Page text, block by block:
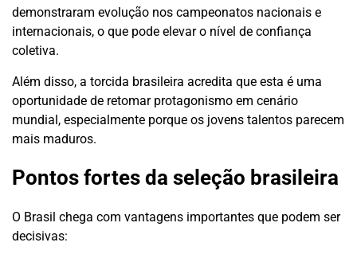
demonstraram evolução nos campeonatos nacionais e
internacionais, o que pode elevar o nível de confiança
coletiva.
Além disso, a torcida brasileira acredita que esta é uma
oportunidade de retomar protagonismo em cenário
mundial, especialmente porque os jovens talentos parecem
mais maduros.
Pontos fortes da seleção brasileira
O Brasil chega com vantagens importantes que podem ser
decisivas: